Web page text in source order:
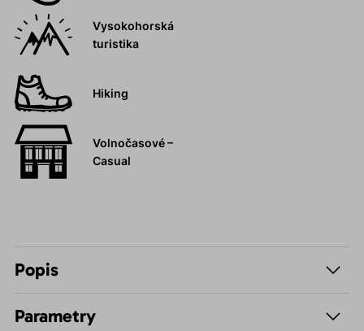
Vysokohorská
turistika
Hiking
Volnočasové –
Casual
Popis
Parametry